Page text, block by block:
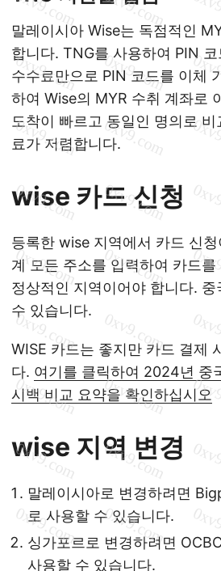
말레이시아 Wise는 독점적인
합니다. TNG를 사용하여 PIN
수수료만으로 PIN 코드를 이체
하여 Wise의 MYR 수취 계좌로
도착이 빠르고 동일인 명의로
료가 저렴합니다.
wise 카드 신청
등록한 wise 지역에서 카드 신
계 모든 주소를 입력하여 카드
정상적인 지역이어야 합니다.
수 있습니다.
WISE 카드는 좋지만 카드 결제
다. 여기를 클릭하여 2024년 중
시백 비교 요약을 확인하십시오
wise 지역 변경
말레이시아로 변경하려면
로 사용할 수 있습니다.
싱가포르로 변경하려면
사용할 수 있습니다.